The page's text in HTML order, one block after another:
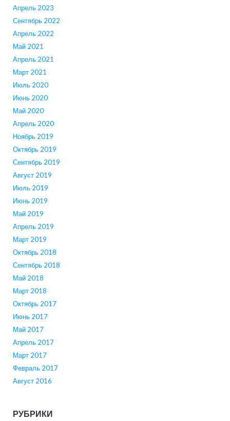
Апрель 2023
Сентябрь 2022
Апрель 2022
Май 2021
Апрель 2021
Март 2021
Июль 2020
Июнь 2020
Май 2020
Апрель 2020
Ноябрь 2019
Октябрь 2019
Сентябрь 2019
Август 2019
Июль 2019
Июнь 2019
Май 2019
Апрель 2019
Март 2019
Октябрь 2018
Сентябрь 2018
Май 2018
Март 2018
Октябрь 2017
Июнь 2017
Май 2017
Апрель 2017
Март 2017
Февраль 2017
Август 2016
РУБРИКИ